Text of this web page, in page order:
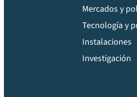
Mercados y
Tecnología y
Instalaciones
Investigación